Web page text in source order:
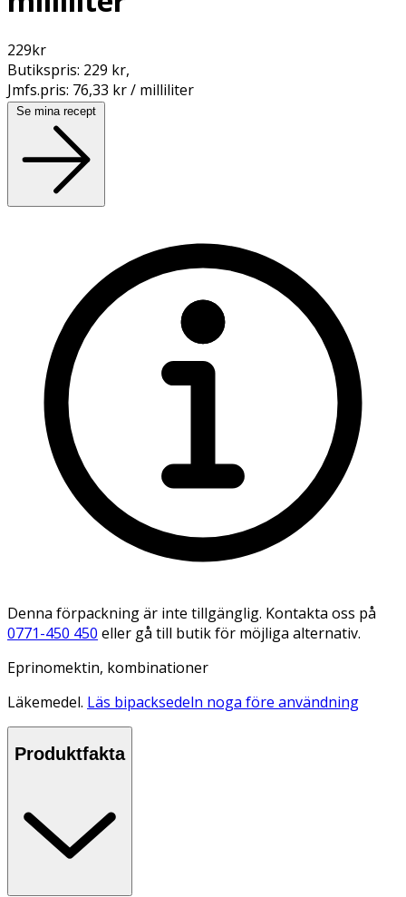
229kr
Butikspris: 229 kr,
Jmfs.pris: 76,33 kr / milliliter
Se mina recept
Denna förpackning är inte tillgänglig. Kontakta oss på
0771-450 450 eller gå till butik för möjliga alternativ.
Eprinomektin, kombinationer
Läkemedel. Läs bipacksedeln noga före användning
Produktfakta